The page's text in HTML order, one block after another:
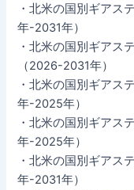
・北米の国別ギアス
年-2031年）
・北米の国別ギアス
（2026-2031年）
・北米の国別ギアス
年-2025年）
・北米の国別ギアス
年-2025年）
・北米の国別ギアス
年-2031年）